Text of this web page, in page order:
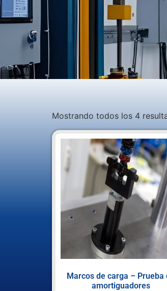
Mostrando todos los 4
Marcos de carga – Prueba
amortiguadores